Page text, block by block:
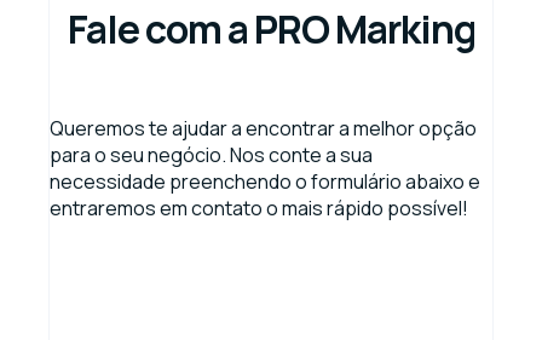
Fale com a PRO Marking
Queremos te ajudar a encontrar a melhor opção
para o seu negócio. Nos conte a sua
necessidade preenchendo o formulário abaixo e
entraremos em contato o mais rápido possível!